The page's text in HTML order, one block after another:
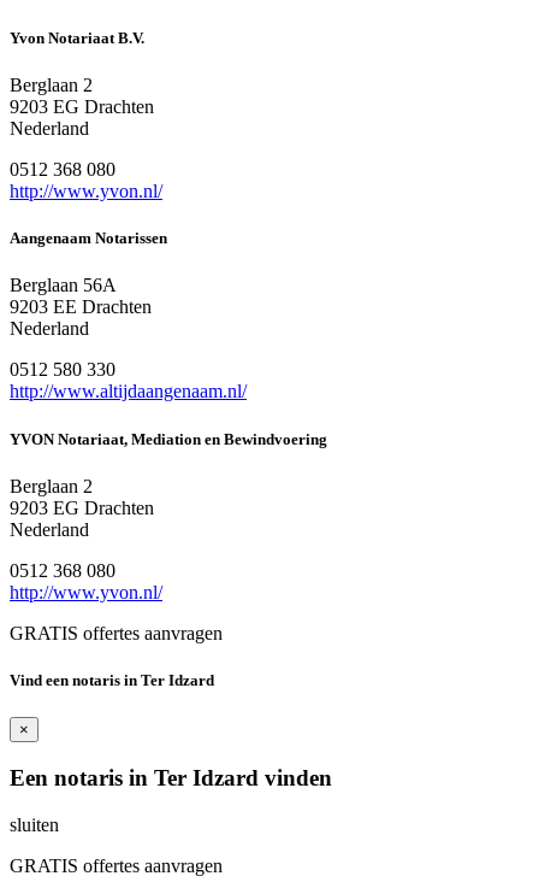
Yvon Notariaat B.V.
Berglaan 2
9203 EG Drachten
Nederland
0512 368 080
http://www.yvon.nl/
Aangenaam Notarissen
Berglaan 56A
9203 EE Drachten
Nederland
0512 580 330
http://www.altijdaangenaam.nl/
YVON Notariaat, Mediation en Bewindvoering
Berglaan 2
9203 EG Drachten
Nederland
0512 368 080
http://www.yvon.nl/
GRATIS offertes aanvragen
Vind een notaris in Ter Idzard
×
Een notaris in Ter Idzard vinden
sluiten
GRATIS offertes aanvragen